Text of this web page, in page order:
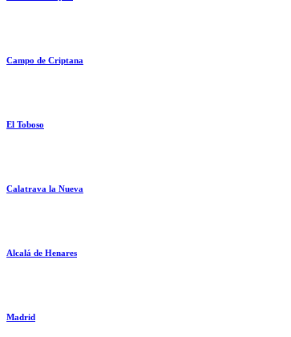
Campo de Criptana
El Toboso
Calatrava la Nueva
Alcalá de Henares
Madrid